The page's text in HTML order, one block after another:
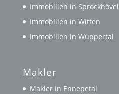
Immobilien in Sprockhövel
Immobilien in Witten
Immobilien in Wuppertal
Makler
Makler in Ennepetal